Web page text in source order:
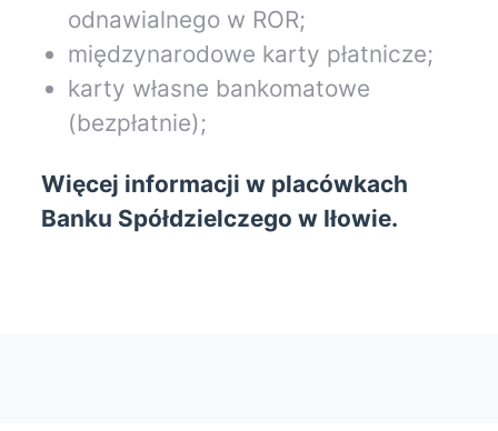
odnawialnego w ROR;
międzynarodowe karty płatnicze;
karty własne bankomatowe
(bezpłatnie);
Więcej informacji w placówkach
Banku Spółdzielczego w Iłowie.